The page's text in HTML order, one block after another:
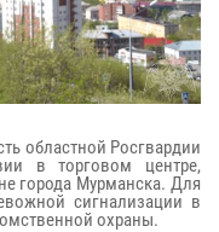
областной Росгвардии
в торговом центре,
города Мурманска. Для
сигнализации в
охраны.